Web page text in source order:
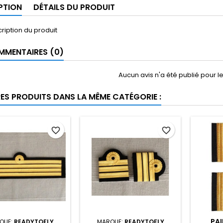
DÉTAILS DU PRODUIT
du produit
(0)
Aucun avis n'a été publié pour
PRODUITS DANS LA MÊME CATÉGORIE :
favorite_border favorite_border